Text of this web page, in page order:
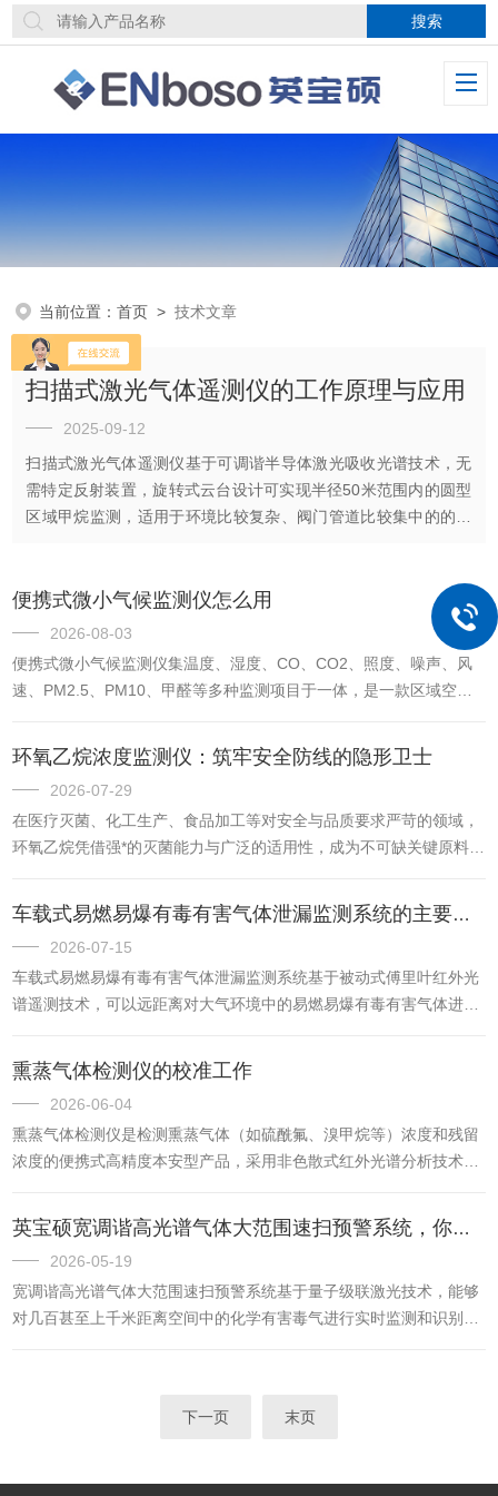
当前位置：首页 >技术文章
扫描式激光气体遥测仪的工作原理与应用
2025-09-12
扫描式激光气体遥测仪基于可调谐半导体激光吸收光谱技术，无
需特定反射装置，旋转式云台设计可实现半径50米范围内的圆型
区域甲烷监测，适用于环境比较复杂、阀门管道比较集中的的监
便携式微小气候监测仪怎么用
2026-08-03
便携式微小气候监测仪集温度、湿度、CO、CO2、照度、噪声、风
速、PM2.5、PM10、甲醛等多种监测项目于一体，是一款区域空气
要求进行定制内置GPRS及Wifi移动通讯模块，监测数据实时上传到
用户的手机或电脑实时提示报警功能，可调节各检测项目报警阈值自
动存储报警记录，报警记录可按日期进行查询监测数据自动生成
Excel表格，可直接打印输出使用方法：使用前准备：‌机械调零‌：观
察电表指针是否指向零点，若有偏移，轻调机械...
环氧乙烷浓度监测仪：筑牢安全防线的隐形卫士
2026-07-29
在医疗灭菌、化工生产、食品加工等对安全与品质要求严苛的领域，
环氧乙烷凭借强*的灭菌能力与广泛的适用性，成为不可缺关键原料。
性与易燃易爆特性的隐患源，一旦浓度失控，便会引发人员中毒、火
灾爆炸等严重事故。环氧乙烷浓度监测仪的出现，如同一位时刻保持
警惕的隐形卫士，以精准监测筑牢安全屏障，为生产全流程保驾护
航。环氧乙烷浓度监测仪的核心价值，在于对风险的精准预警，将看
不见的浓度变化转化为可感知的安全信号。在医疗灭菌车间，灭菌
车载式易燃易爆有毒有害气体泄漏监测系统的主要应用场景
2026-07-15
车载式易燃易爆有毒有害气体泄漏监测系统基于被动式傅里叶红外光
谱遥测技术，可以远距离对大气环境中的易燃易爆有毒有害气体进行
旋转扫描，扫描监测半径大于3km。应用场景：环保执法部门车载流
动巡检，排查企业无组织超标排放。化工园区、危化品运输场景的日
常巡检，防范爆燃、中毒事故。火灾、危化品泄漏事故现场的应急处
置，辅助快速定位泄漏源、评估扩散范围。城市燃气管网的大范围巡
检，高效识别隐蔽泄漏风险点。产品优势...
熏蒸气体检测仪的校准工作
2026-06-04
熏蒸气体检测仪是检测熏蒸气体（如硫酰氟、溴甲烷等）浓度和残留
浓度的便携式高精度本安型产品，采用非色散式红外光谱分析技术
理中的效果评估。应用场景：‌海关检疫领域‌：对出入境货物熏蒸处理
后进行气体浓度检测，确保熏蒸效果合格，同时防止残留气体超标，
阻挡有害生物入侵，保障生物安全。‌粮食仓储领域‌：熏蒸过程实时监
测磷化氢、硫酰氟等熏蒸剂浓度，保障杀虫效果；熏蒸结束后检测残
留浓度，保障粮食存储安全和入库工作人员的人身安全。‌...
英宝硕宽调谐高光谱气体大范围速扫预警系统，你了解多少
2026-05-19
宽调谐高光谱气体大范围速扫预警系统基于量子级联激光技术，能够
对几百甚至上千米距离空间中的化学有害毒气进行实时监测和识别，
厂、储气站、炼油厂等场所的易燃易爆或有毒气体泄漏；‌环境监测‌：
下一页 末页